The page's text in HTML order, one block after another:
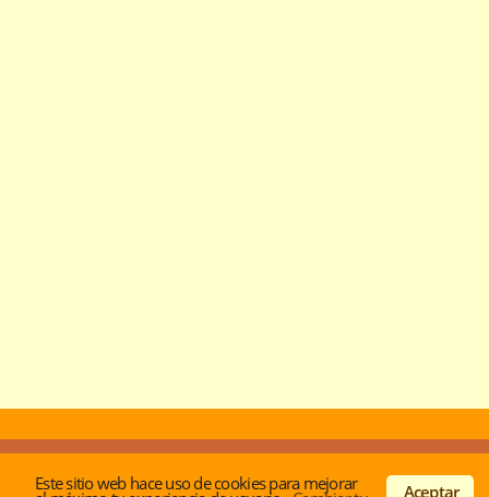
Este sitio web hace uso de cookies para mejorar Aceptar
privacidad y cookies|Contactar